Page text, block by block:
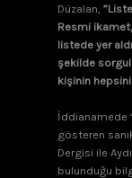
Düzalan,
Resmi
listede yer
şekilde
kişinin
İddianamede
gösteren
Dergisi ile
bulunduğu